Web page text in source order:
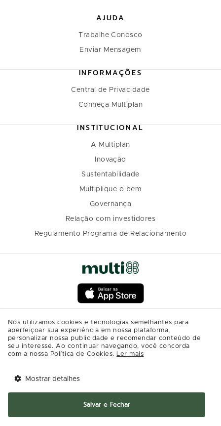
AJUDA
Trabalhe Conosco
Enviar Mensagem
INFORMAÇÕES
Central de Privacidade
Conheça Multiplan
INSTITUCIONAL
A Multiplan
Inovação
Sustentabilidade
Multiplique o bem
Governança
Relação com investidores
Regulamento Programa de Relacionamento
Nós utilizamos cookies e tecnologias semelhantes para
aperfeiçoar sua experiência em nossa plataforma,
personalizar nossa publicidade e recomendar conteúdo de
seu interesse. Ao continuar navegando, você concorda
com a nossa Política de Cookies. Ler mais
Mostrar detalhes
Salvar e Fechar
Baixe agora o app Multi
Abrir